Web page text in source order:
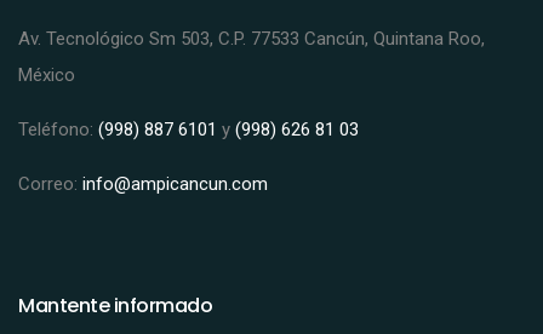
Av. Tecnológico Sm 503, C.P. 77533 Cancún, Quintana Roo,
México
Teléfono: (998) 887 6101 y (998) 626 81 03
Correo: info@ampicancun.com
Mantente informado